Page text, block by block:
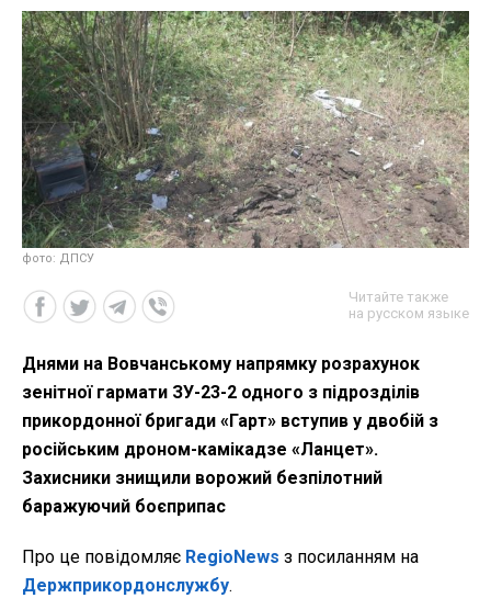
фото: ДПСУ
Читайте также
на русском языке
Днями на Вовчанському напрямку розрахунок
зенітної гармати ЗУ-23-2 одного з підрозділів
прикордонної бригади «Гарт» вступив у двобій з
російським дроном-камікадзе «Ланцет».
Захисники знищили ворожий безпілотний
баражуючий боєприпас
Про це повідомляє RegioNews з посиланням на
Держприкордонслужбу.